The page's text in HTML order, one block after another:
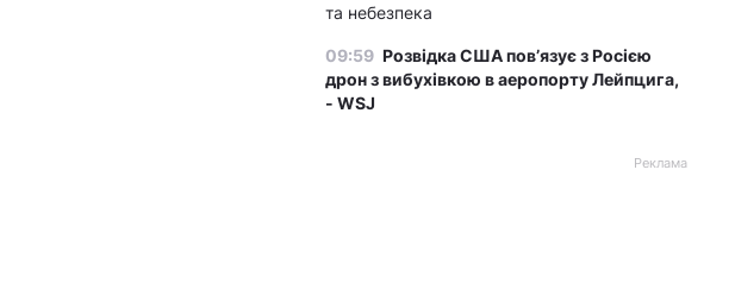
та небезпека
09:59 Розвідка США пов’язує з Росією
дрон з вибухівкою в аеропорту Лейпцига,
- WSJ
Реклама